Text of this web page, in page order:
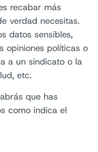
recabar más
verdad necesitas.
datos sensibles,
opiniones políticas o
a un sindicato o la
etc.
que has
como indica el